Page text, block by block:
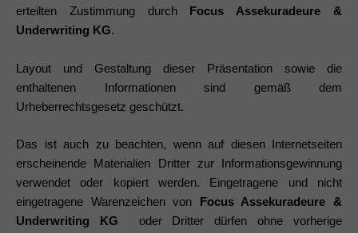
erteilten Zustimmung durch
Focus Assekuradeure &
Underwriting KG.
Layout und Gestaltung dieser Präsentation sowie die
enthaltenen Informationen sind gemäß dem
Urheberrechtsgesetz geschützt.
Das ist auch zu beachten, wenn auf diesen Internetseiten
erscheinende Materialien Dritter zur Informationsgewinnung
verwendet oder kopiert werden. Eingetragene und nicht
eingetragene Warenzeichen von
Focus Assekuradeure &
Underwriting KG oder Dritter dürfen ohne vorherige